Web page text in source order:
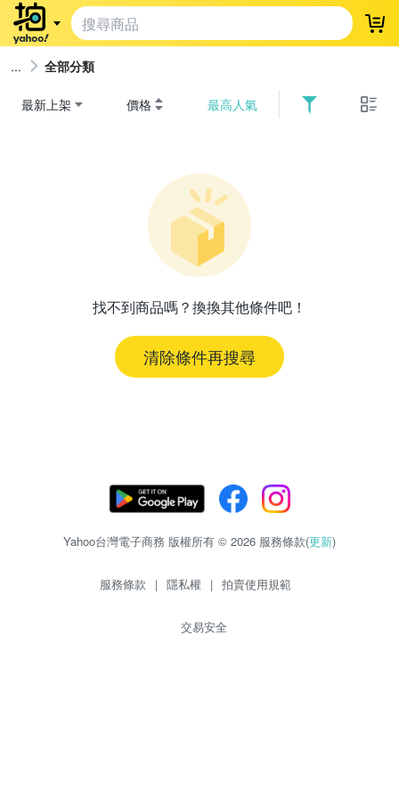
登
全部分類
最新上架 價格 最高人氣
找不到商品嗎？換換其他條件吧！
清除條件再搜尋
Yahoo台灣電子商務 版權所有 © 2026 服務條款(更新)
服務條款 | 隱私權 | 拍賣使用規範
交易安全